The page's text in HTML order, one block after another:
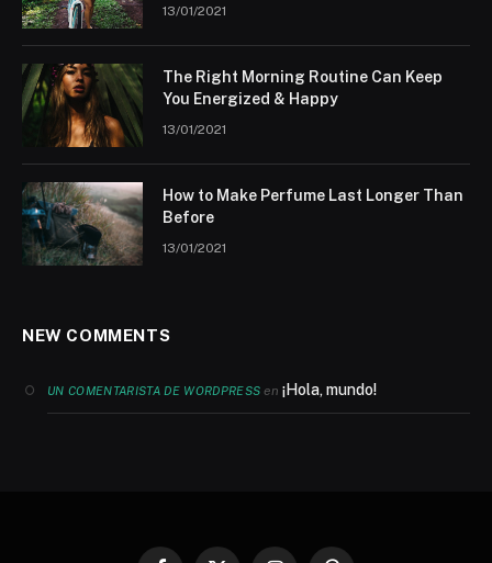
13/01/2021
The Right Morning Routine Can Keep
You Energized & Happy
13/01/2021
How to Make Perfume Last Longer Than
Before
13/01/2021
NEW COMMENTS
UN COMENTARISTA DE WORDPRESS en¡Hola, mundo!